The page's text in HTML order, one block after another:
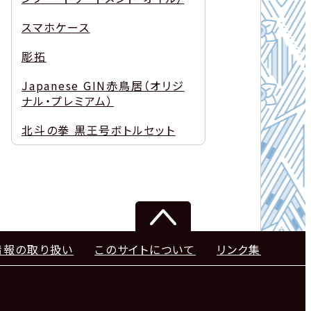
スマホケース
彫拓
Japanese GIN赤鳥居（オリジ
ナル・プレミアム）
北斗の拳 黒王号ボトルセット
の取り扱い このサイトについて リンク集